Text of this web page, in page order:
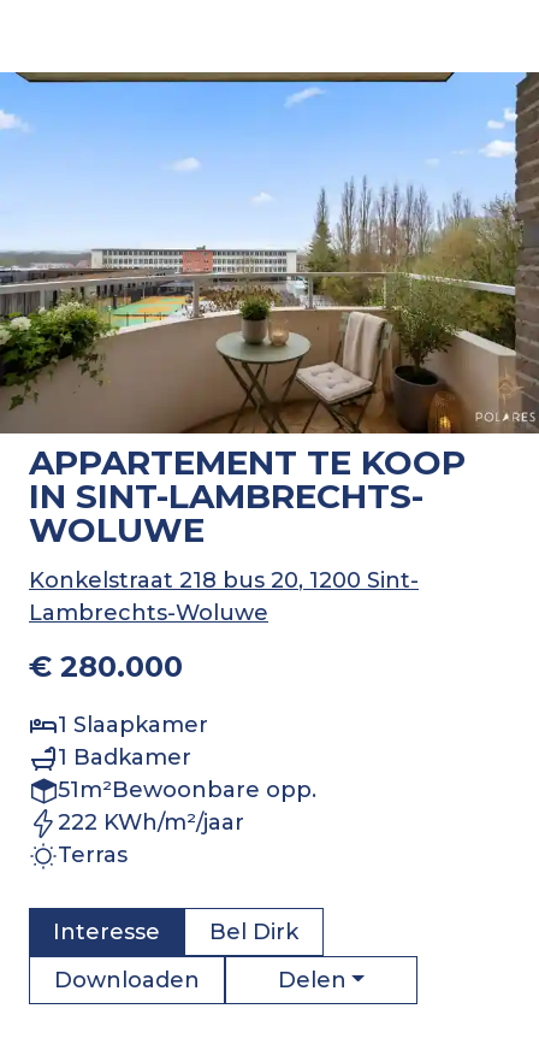
APPARTEMENT TE KOOP
IN SINT-LAMBRECHTS-
WOLUWE
Konkelstraat 218 bus 20, 1200 Sint-
Lambrechts-Woluwe
€ 280.000
1 Slaapkamer
1 Badkamer
51m²Bewoonbare opp.
222 KWh/m²/jaar
Terras
Interesse Bel Dirk
Downloaden
Delen